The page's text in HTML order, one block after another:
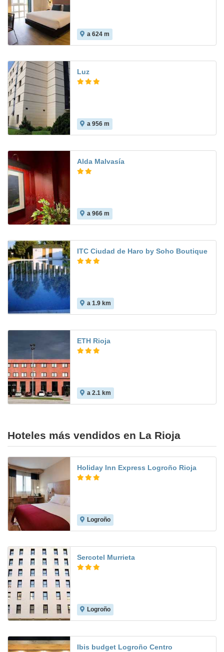
a 624 m
Luz
a 956 m
Alda Malvasía
a 966 m
ITC Ciudad de Haro by Soho Boutique
a 1.9 km
ETH Rioja
a 2.1 km
Hoteles más vendidos en La Rioja
Holiday Inn Express Logroño Rioja
Logroño
Sercotel Murrieta
Logroño
Ibis budget Logroño Centro